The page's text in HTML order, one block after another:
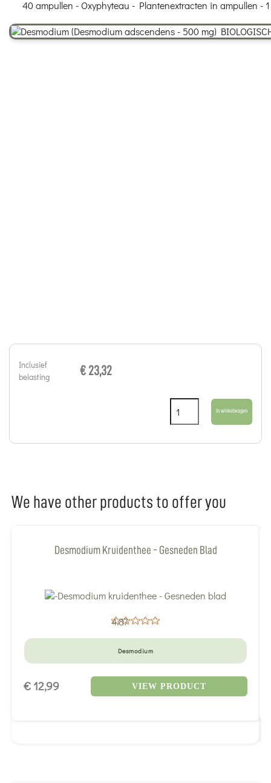
Inclusief
belasting
€ 23,32
In winkelwagen
We have other products to offer you
Desmodium Kruidenthee - Gesneden Blad
4.87
Desmodium
€ 12,99 VIEW PRODUCT